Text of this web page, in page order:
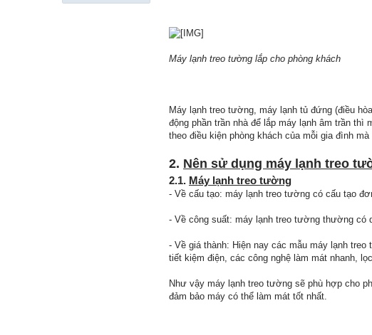
Máy lạnh treo tường lắp cho phòng khách
Máy lạnh treo tường, máy lạnh tủ đứng (điều
động phần trần nhà để lắp máy lạnh âm trần
theo điều kiện phòng khách của mỗi gia đình
2. Nên sử dụng máy lạnh treo
2.1. Máy lạnh treo tường
- Về cấu tạo: máy lạnh treo tường có cấu tạo
- Về công suất: máy lạnh treo tường thường có
- Về giá thành: Hiện nay các mẫu máy lạnh
tiết kiệm điện, các công nghệ làm mát nhanh,
Như vậy máy lạnh treo tường sẽ phù hợp cho
đảm bảo máy có thể làm mát tốt nhất.